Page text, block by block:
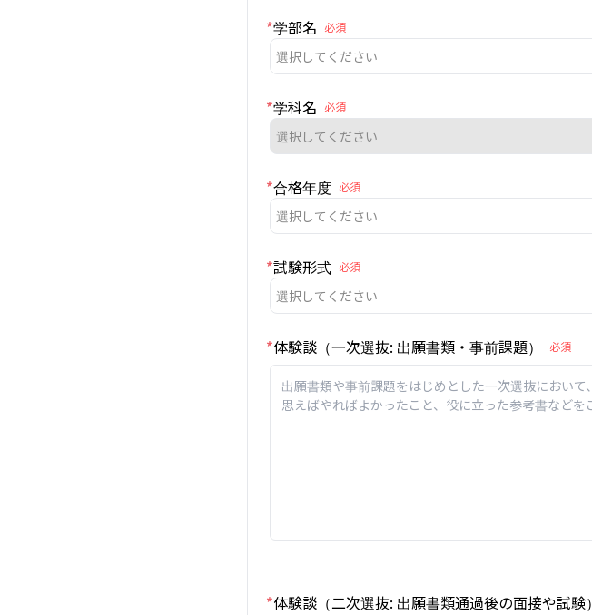
*学部名 必須
選択してください
*学科名 必須
選択してください
*合格年度 必須
選択してください
*試験形式 必須
選択してください
*体験談（一次選抜: 出願書類・事前課題） 必須
*体験談（二次選抜: 出願書類通過後の面接や試験）